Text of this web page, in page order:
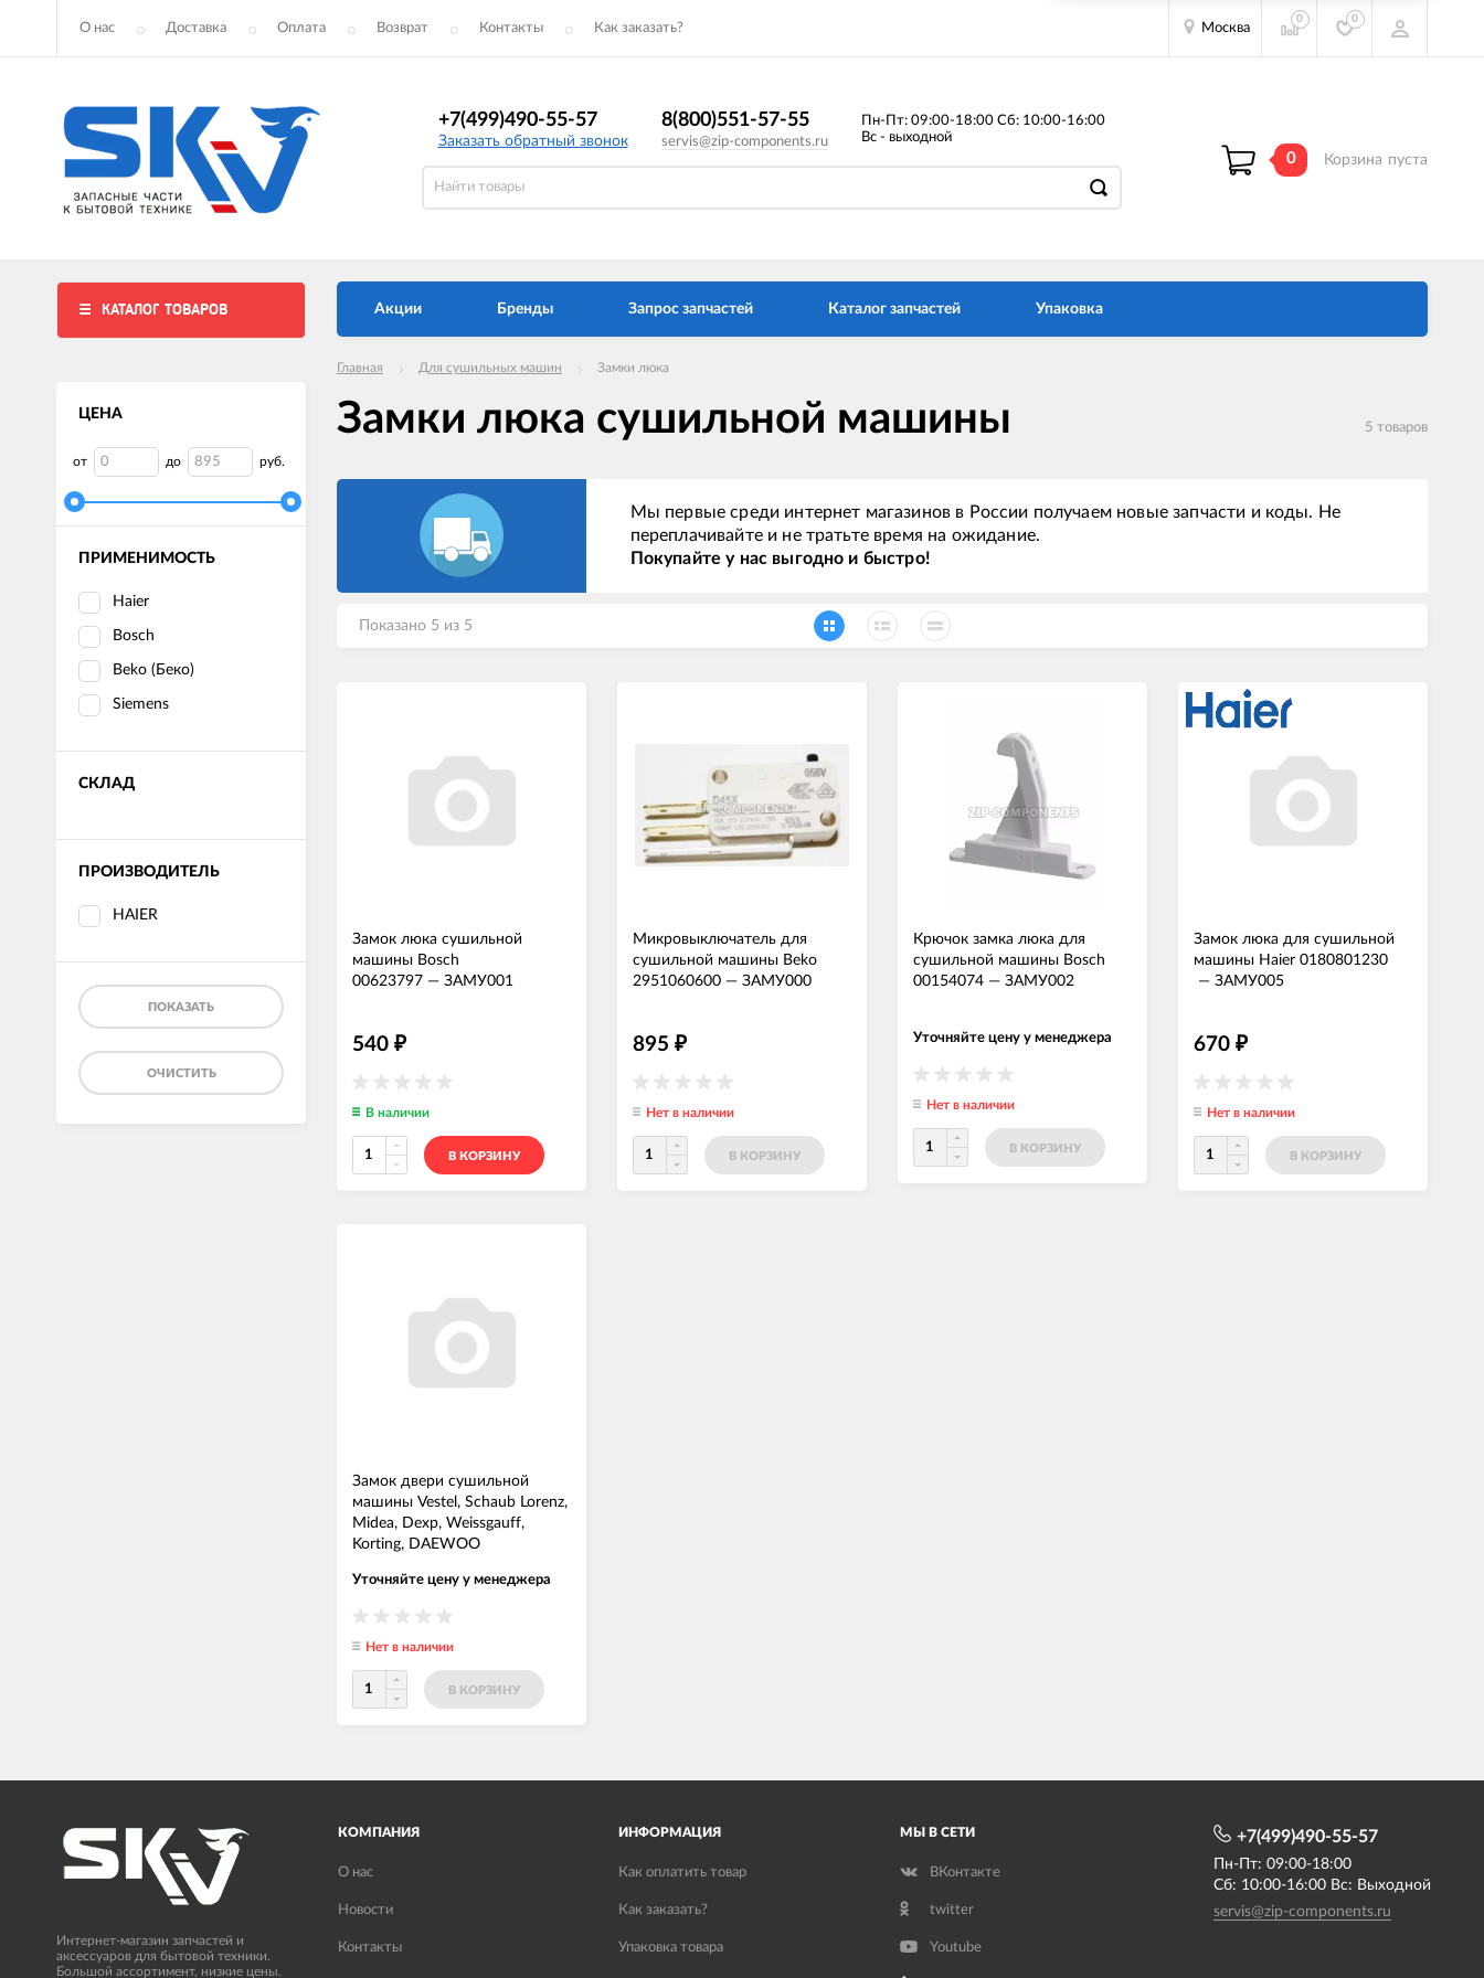
О нас Доставка Оплата Возврат Контакты Как заказать? Москва
0 0
+7(499)490-55-57
Заказать обратный звонок
8(800)551-57-55
servis@zip-components.ru
Пн-Пт: 09:00-18:00 Сб: 10:00-16:00
Вс - выходной
0 Корзина пуста
КАТАЛОГ ТОВАРОВ
ЦЕНА
от до руб.
ПРИМЕНИМОСТЬ
Haier
Bosch
Beko (Беко)
Siemens
СКЛАД
ПРОИЗВОДИТЕЛЬ
HAIER
ПОКАЗАТЬ
ОЧИСТИТЬ
Акции Бренды Запрос запчастей Каталог запчастей Упаковка
Главная Для сушильных машин Замки люка
Замки люка сушильной машины 5 товаров
Мы первые среди интернет магазинов в России получаем новые запчасти и коды. Не
переплачивайте и не тратьте время на ожидание.
Покупайте у нас выгодно и быстро!
Показано 5 из 5
Замок люка сушильной
машины Bosch
00623797 — ЗАМУ001
540 ₽
В наличии
В КОРЗИНУ
Микровыключатель для
сушильной машины Beko
2951060600 — ЗАМУ000
895 ₽
Нет в наличии
В КОРЗИНУ
Крючок замка люка для
сушильной машины Bosch
00154074 — ЗАМУ002
Уточняйте цену у менеджера
Нет в наличии
В КОРЗИНУ
Замок люка для сушильной
машины Haier 0180801230
— ЗАМУ005
670 ₽
Нет в наличии
В КОРЗИНУ
Замок двери сушильной
машины Vestel, Schaub Lorenz,
Midea, Dexp, Weissgauff,
Korting, DAEWOO
Уточняйте цену у менеджера
Нет в наличии
В КОРЗИНУ
Интернет-магазин запчастей и
аксессуаров для бытовой техники.
Большой ассортимент, низкие цены.
КОМПАНИЯ
О нас
Новости
Контакты
ИНФОРМАЦИЯ
Как оплатить товар
Как заказать?
Упаковка товара
МЫ В СЕТИ
ВКонтакте
twitter
Youtube
+7(499)490-55-57
Пн-Пт: 09:00-18:00
Сб: 10:00-16:00 Вс: Выходной
servis@zip-components.ru